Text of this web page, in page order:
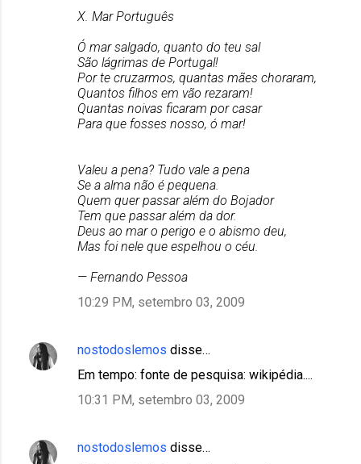
X. Mar Português
Ó mar salgado, quanto do teu sal
São lágrimas de Portugal!
Por te cruzarmos, quantas mães choraram,
Quantos filhos em vão rezaram!
Quantas noivas ficaram por casar
Para que fosses nosso, ó mar!
Valeu a pena? Tudo vale a pena
Se a alma não é pequena.
Quem quer passar além do Bojador
Tem que passar além da dor.
Deus ao mar o perigo e o abismo deu,
Mas foi nele que espelhou o céu.
— Fernando Pessoa
10:29 PM, setembro 03, 2009
nostodoslemos disse…
Em tempo: fonte de pesquisa: wikipédia....
10:31 PM, setembro 03, 2009
nostodoslemos disse…